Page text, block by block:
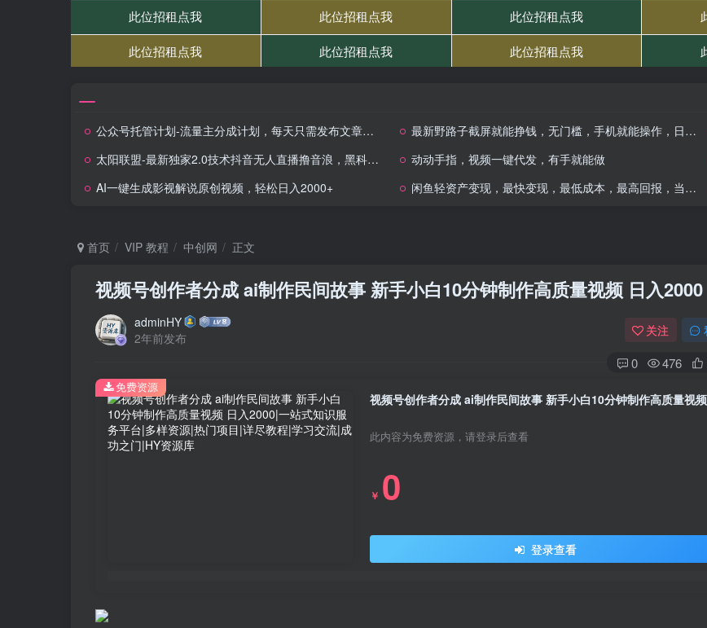
公众号托管计划-流量主分成计划，每天只需发布文章，单日稳定变现300+ 最新野路子截屏就能挣钱，无门槛，手机就能操作，日入5张
太阳联盟-最新独家2.0技术抖音无人直播撸音浪，黑科技全自动运行，低门槛，新手当天日入2k+
动动手指，视频一键代发，有手就能做
AI一键生成影视解说原创视频，轻松日入2000+
闲鱼轻资产变现，最快变现，最低成本，最高回报，当日轻松1000+
首页 VIP 教程 中创网 正文
视频号创作者分成 ai制作民间故事 新手小白10分钟制作高质量视频 日入2000
adminHY
2年前发布
关注
0 476
此内容为免费资源，请登录后查看
￥ 0
登录查看
免费资源